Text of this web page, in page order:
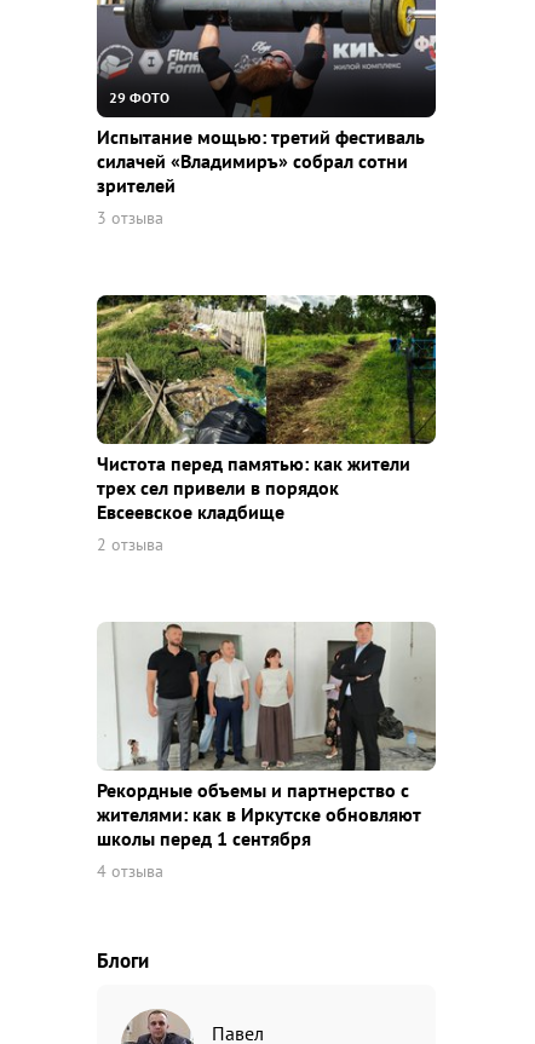
29 ФОТО
Испытание мощью: третий фестиваль
силачей «Владимиръ» собрал сотни
зрителей
3 отзыва
Чистота перед памятью: как жители
трех сел привели в порядок
Евсеевское кладбище
2 отзыва
Рекордные объемы и партнерство с
жителями: как в Иркутске обновляют
школы перед 1 сентября
4 отзыва
Блоги
Павел